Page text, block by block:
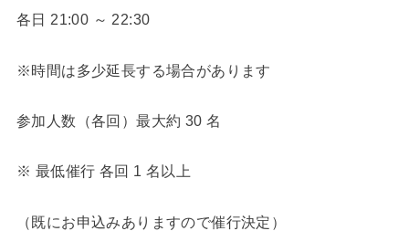
各日 21:00 ～ 22:30
※時間は多少延長する場合があります
参加人数（各回）最大約 30 名
※ 最低催行 各回 1 名以上
（既にお申込みありますので催行決定）